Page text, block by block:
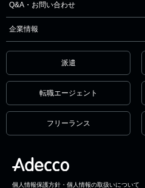
Q&A・お問い合わせ
企業情報
派遣
転職エージェント
フリーランス
個人情報保護方針・個人情報の取扱いについて